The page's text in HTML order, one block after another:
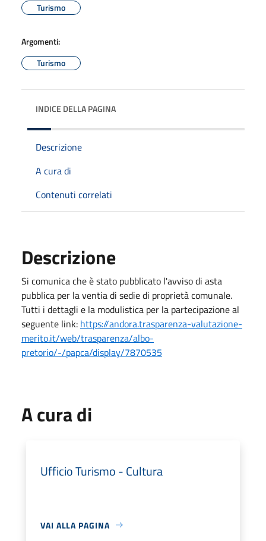
Turismo
Argomenti:
Turismo
INDICE DELLA PAGINA
Descrizione
A cura di
Contenuti correlati
Descrizione
Si comunica che è stato pubblicato l'avviso di asta
pubblica per la ventia di sedie di proprietà comunale.
Tutti i dettagli e la modulistica per la partecipazione al
seguente link: https://andora.trasparenza-valutazione-
merito.it/web/trasparenza/albo-
pretorio/-/papca/display/7870535
A cura di
Ufficio Turismo - Cultura
VAI ALLA PAGINA